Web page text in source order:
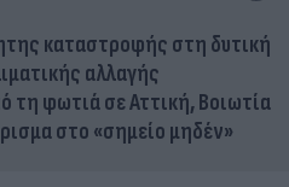
καταστροφής στη δυτική
αλλαγής
τη φωτιά σε Αττική, Βοιωτία
στο «σημείο μηδέν»